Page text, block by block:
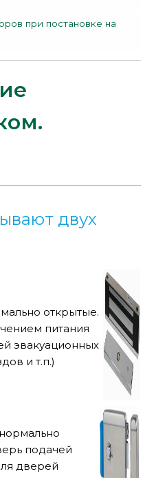
при постановке на
двух
открытые.
питания
эвакуационных
и т.п.)
подачей
дверей